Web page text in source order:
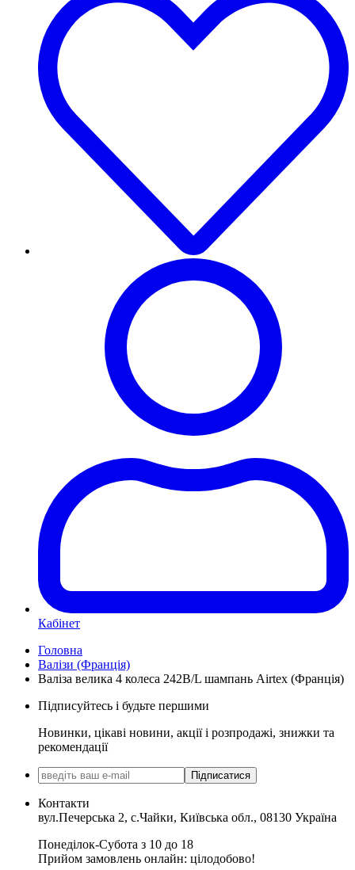
Кабінет
Головна
Валізи (Франція)
Валіза велика 4 колеса 242B/L шампань Airtex (Франція)
Підписуйтесь і будьте першими
Новинки, цікаві новини, акції і розпродажі, знижки та
рекомендації
Підписатися
Контакти
вул.Печерська 2, с.Чайки, Київська обл., 08130 Україна
Понеділок-Субота з 10 до 18
Прийом замовлень онлайн: цілодобово!